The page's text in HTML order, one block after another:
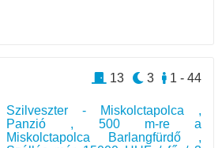
Szilveszter - Miskolctapolca ,
Panzió , 500 m-re a
Miskolctapolca Barlangfürdő ,
1 - 44
3
13